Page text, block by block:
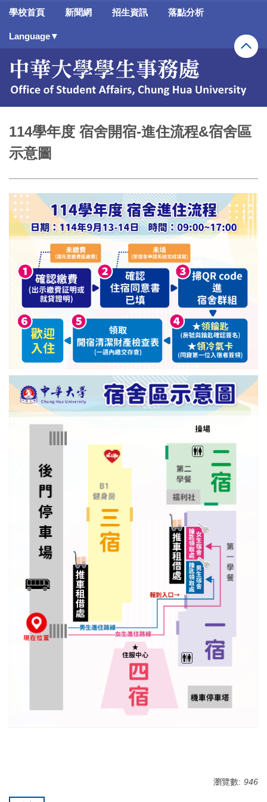
跳
主
容
區
學校首頁 新聞網 招生資訊 落點分析
Language▼
114學年度 宿舍開宿-進住流程&宿舍區
示意圖
瀏覽數: 946